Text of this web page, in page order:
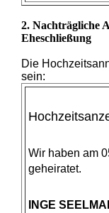
2. Nachträgliche
Eheschließung
Die
sein:
Wir haben am
geheiratet.
INGE